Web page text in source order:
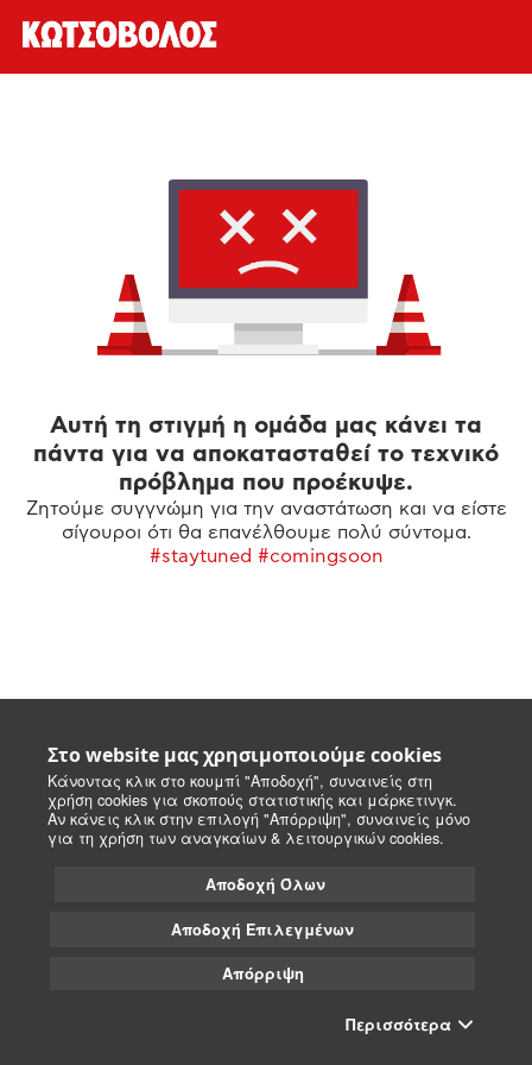
Στο website μας χρησιμοποιούμε cookies
Κάνοντας κλικ στο κουμπί "Αποδοχή", συναινείς στη
χρήση cookies για σκοπούς στατιστικής και μάρκετινγκ.
Αν κάνεις κλικ στην επιλογή "Απόρριψη", συναινείς μόνο
για τη χρήση των αναγκαίων & λειτουργικών cookies.
Αποδοχή Όλων
Αποδοχή Επιλεγμένων
Απόρριψη
Περισσότερα
Αυτή τη στιγμή η ομάδα μας κάνει τα
πάντα για να αποκατασταθεί το τεχνικό
πρόβλημα που προέκυψε.
Ζητούμε συγγνώμη για την αναστάτωση και να είστε
σίγουροι ότι θα επανέλθουμε πολύ σύντομα.
#staytuned #comingsoon